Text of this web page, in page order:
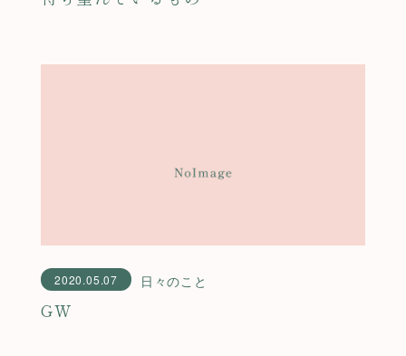
2020.05.07 日々のこと
GW